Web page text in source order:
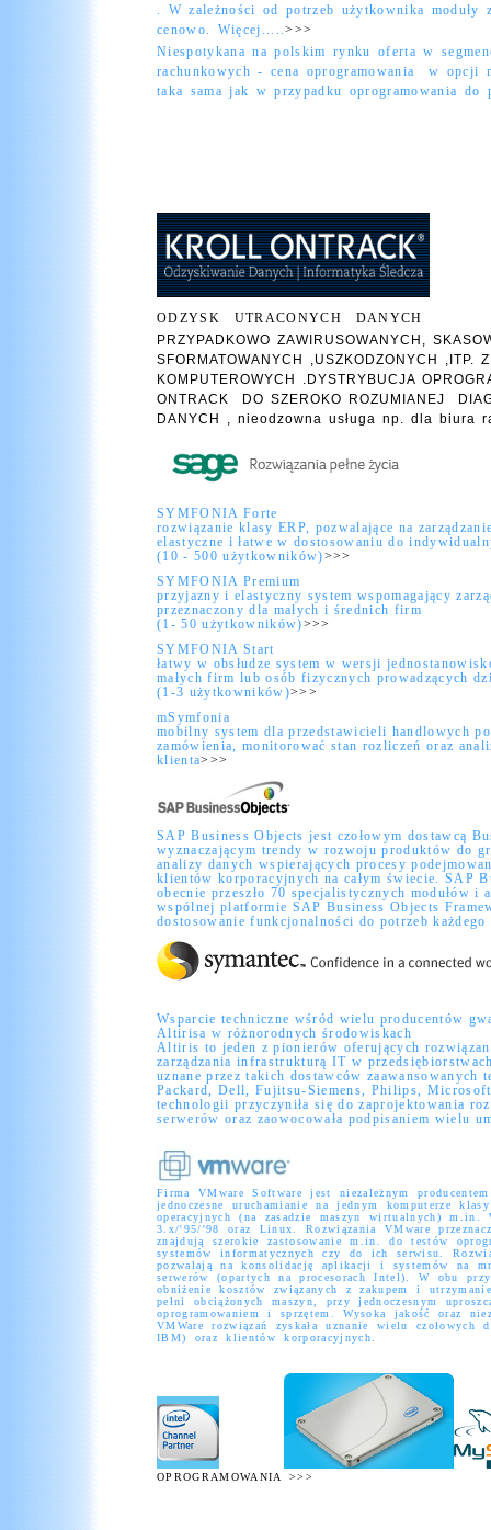
. W zależności od potrzeb użytkownika
cenowo. Więcej.....>>>
Niespotykana na polskim rynku oferta w
rachunkowych - cena oprogramowania w opcji
taka sama jak w przypadku oprogramowania
ODZYSK UTRACONYCH DANYCH
PRZYPADKOWO ZAWIRUSOWANYCH,
SFORMATOWANYCH ,USZKODZONYCH ,ITP.
KOMPUTEROWYCH .DYSTRYBUCJA
ONTRACK DO SZEROKO ROZUMIANEJ
DANYCH , nieodzowna usługa np. dla biura
SYMFONIA Forte
rozwiązanie klasy ERP, pozwalające na
elastyczne i łatwe w dostosowaniu do
(10 - 500 użytkowników)>>>
SYMFONIA Premium
przyjazny i elastyczny system wspomagający
przeznaczony dla małych i średnich firm
(1- 50 użytkowników)>>>
SYMFONIA Start
łatwy w obsłudze system w wersji
małych firm lub osób fizycznych prowadzących
(1-3 użytkowników)>>>
mSymfonia
mobilny system dla przedstawicieli handlowych
zamówienia, monitorować stan rozliczeń oraz
klienta>>>
SAP Business Objects jest czołowym dostawcą
wyznaczającym trendy w rozwoju produktów do
analizy danych wspierających procesy
klientów korporacyjnych na całym świecie. SAP
obecnie przeszło 70 specjalistycznych modułów
wspólnej platformie SAP Business Objects
dostosowanie funkcjonalności do potrzeb
Wsparcie techniczne wśród wielu producentów
Altirisa w różnorodnych środowiskach
Altiris to jeden z pionierów oferujących
zarządzania infrastrukturą IT w
uznane przez takich dostawców
Packard, Dell, Fujitsu-Siemens, Philips,
technologii przyczyniła się do zaprojektowania
serwerów oraz zaowocowała podpisaniem wielu
Firma VMware Software jest niezależnym
jednoczesne uruchamianie na jednym komputerze
operacyjnych (na zasadzie maszyn wirtualnych) m.in.
3.x/'95/'98 oraz Linux. Rozwiązania VMware
znajdują szerokie zastosowanie m.in. do testów
systemów informatycznych czy do ich serwisu.
pozwalają na konsolidację aplikacji i systemów na
serwerów (opartych na procesorach Intel). W obu
obniżenie kosztów związanych z zakupem i
pełni obciążonych maszyn, przy jednoczesnym
oprogramowaniem i sprzętem. Wysoka jakość oraz
VMWare rozwiązań zyskała uznanie wielu
IBM) oraz klientów korporacyjnych.
OPROGRAMOWANIA>>>